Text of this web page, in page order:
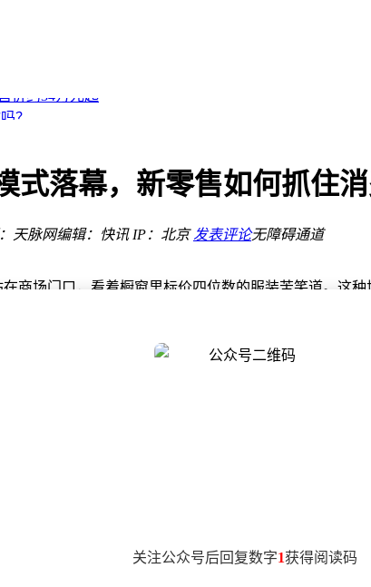
实力
三车混动对决谁称王？
价约34万元起
？
新体验
竞争时代来临
亿欧元
智驾硬派风全都有
实力
落幕，新零售如何抓住消
天脉网编辑：快讯 IP：北京 发表评论无障碍通道
商场门口，看着橱窗里标价四位数的服装苦笑道。
。
峰时期的15万家锐减至不足30%，两年间70家知名商
或关停或转型。这场风暴席卷全球，美国2025年实体
统商场的“标准化”模式陷入同质化陷阱——从楼层布
运营模式，在消费观念剧变的今天显得格格不入。
重挤压。同款商品线上价格普遍低于实体店30%-50%
体商业的客流量持续向B1层餐饮区集中，服装区沦为“
下，非必要支出被大幅压缩，住房、教育、医疗等刚
购买，这个比例在五年前仅为35%。
关注公众号后回复数字1获得阅读码